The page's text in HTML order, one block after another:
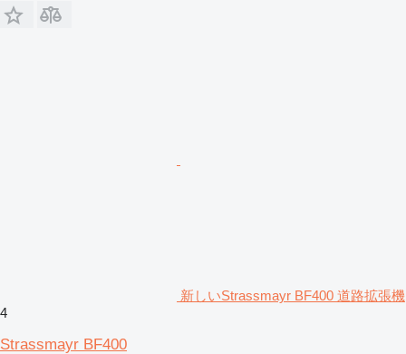
新しいStrassmayr BF400 道路拡張機
4
Strassmayr BF400